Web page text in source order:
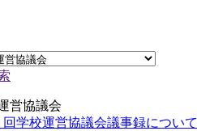
営協議会
学校運営協議会議事録について